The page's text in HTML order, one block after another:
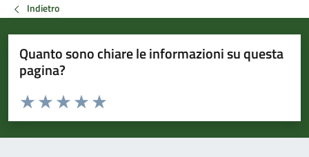
Indietro
Quanto sono chiare le informazioni su questa
pagina?
Valuta da 1 a 5 stelle la pagina
Valuta 5 stelle su 5
Valuta 4 stelle su 5
Valuta 3 stelle su 5
Valuta 2 stelle su 5
Valuta 1 stelle su 5